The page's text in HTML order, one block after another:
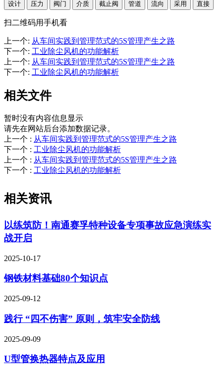
设计 压力 阀门 介质 截止阀 管道 流向 采用 直接
扫二维码用手机看
上一个: 从车间实践到管理范式的5S管理产生之路
下一个: 工业除尘风机的功能解析
上一个: 从车间实践到管理范式的5S管理产生之路
下一个: 工业除尘风机的功能解析
相关文件
暂时没有内容信息显示
请先在网站后台添加数据记录。
上一个 : 从车间实践到管理范式的5S管理产生之路
下一个 : 工业除尘风机的功能解析
上一个 : 从车间实践到管理范式的5S管理产生之路
下一个 : 工业除尘风机的功能解析
相关资讯
以练筑防！南通赛孚特种设备专项事故应急演练实
战开启
2025-10-17
钢铁材料基础80个知识点
2025-09-12
践行 “四不伤害” 原则，筑牢安全防线
2025-09-09
U型管换热器特点及应用